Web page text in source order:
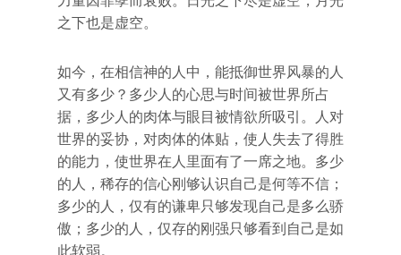
之下也是虚空。
如今，在相信神的人中，能抵御世界风暴的人
又有多少？多少人的心思与时间被世界所占
据，多少人的肉体与眼目被情欲所吸引。人对
世界的妥协，对肉体的体贴，使人失去了得胜
的能力，使世界在人里面有了一席之地。多少
的人，稀存的信心刚够认识自己是何等不信；
多少的人，仅有的谦卑只够发现自己是多么骄
傲；多少的人，仅存的刚强只够看到自己是如
此软弱。